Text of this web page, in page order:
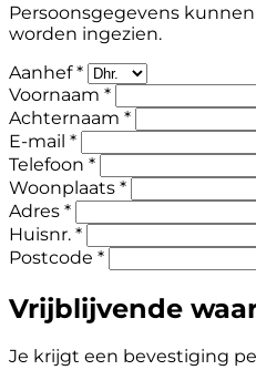
Persoonsgegevens
worden ingezien.
Aanhef *
Voornaam *
Achternaam *
E-mail *
Telefoon *
Woonplaats *
Adres *
Huisnr. *
Postcode *
Vrijblijvende
Je krijgt een bevestiging